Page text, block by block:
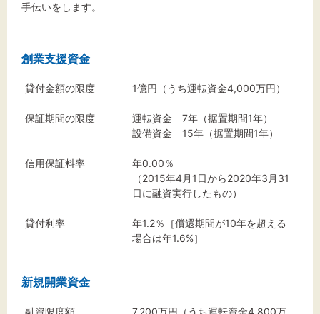
手伝いをします。
創業支援資金
貸付金額の限度 1億円（うち運転資金4,000万円）
保証期間の限度
運転資金 7年（据置期間1年）
設備資金 15年（据置期間1年）
信用保証料率
年0.00％
（2015年4月1日から2020年3月31
日に融資実行したもの）
貸付利率
年1.2％［償還期間が10年を超える
場合は年1.6%］
新規開業資金